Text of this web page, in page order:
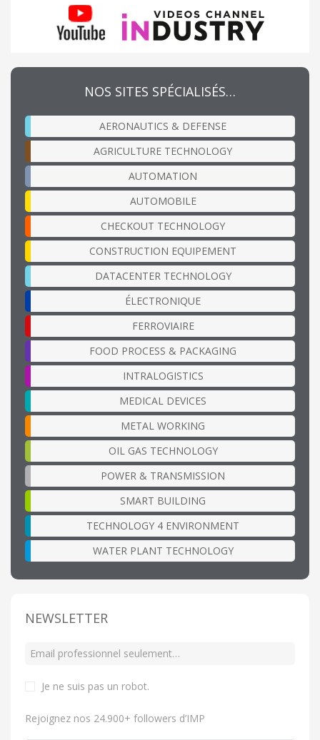
NOS SITES SPÉCIALISÉS…
AERONAUTICS & DEFENSE
AGRICULTURE TECHNOLOGY
AUTOMATION
AUTOMOBILE
CHECKOUT TECHNOLOGY
CONSTRUCTION EQUIPEMENT
DATACENTER TECHNOLOGY
ÉLECTRONIQUE
FERROVIAIRE
FOOD PROCESS & PACKAGING
INTRALOGISTICS
MEDICAL DEVICES
METAL WORKING
OIL GAS TECHNOLOGY
POWER & TRANSMISSION
SMART BUILDING
TECHNOLOGY 4 ENVIRONMENT
WATER PLANT TECHNOLOGY
NEWSLETTER
Je ne suis pas un robot.
Rejoignez nos 24.900+ followers d’IMP